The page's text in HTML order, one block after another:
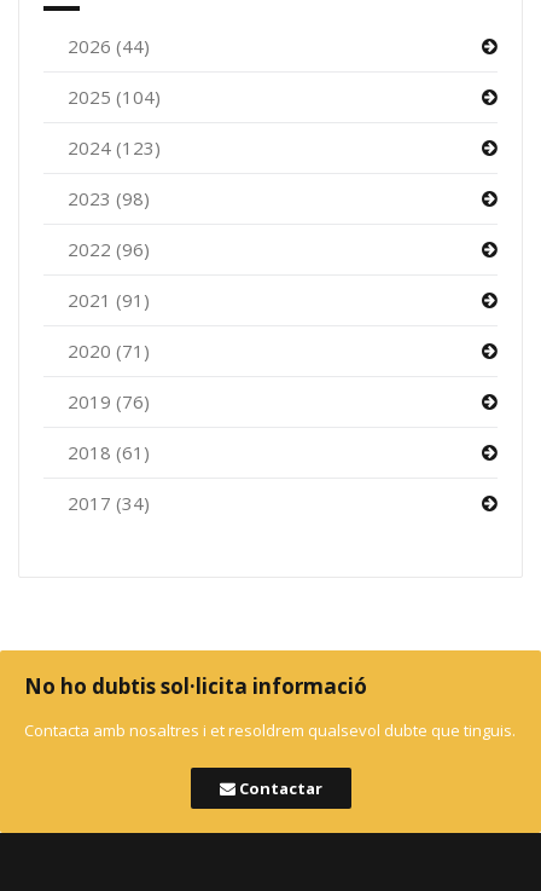
2026 (44)
2025 (104)
2024 (123)
2023 (98)
2022 (96)
2021 (91)
2020 (71)
2019 (76)
2018 (61)
2017 (34)
No ho dubtis sol·licita informació
Contacta amb nosaltres i et resoldrem qualsevol dubte que tinguis.
Contactar